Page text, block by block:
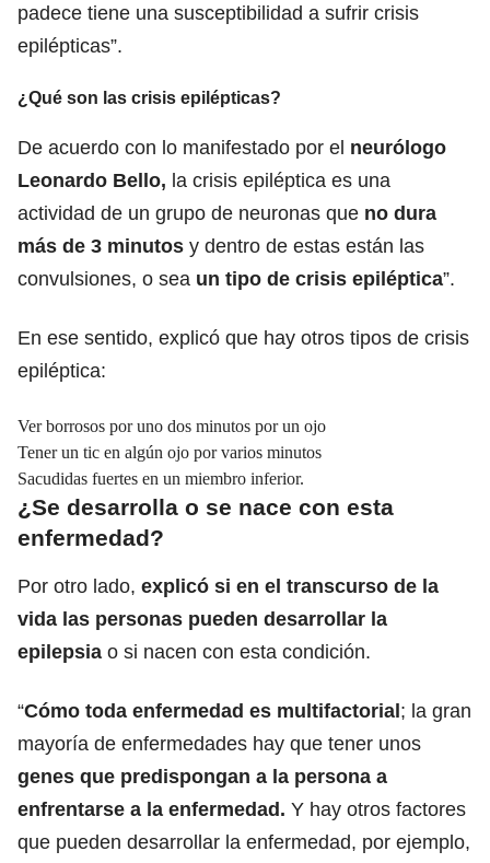
padece tiene una susceptibilidad a sufrir crisis
epilépticas”.
¿Qué son las crisis epilépticas?
De acuerdo con lo manifestado por el neurólogo
Leonardo Bello, la crisis epiléptica es una
actividad de un grupo de neuronas que no dura
más de 3 minutos y dentro de estas están las
convulsiones, o sea un tipo de crisis epiléptica”.
En ese sentido, explicó que hay otros tipos de crisis
epiléptica:
Ver borrosos por uno dos minutos por un ojo
Tener un tic en algún ojo por varios minutos
Sacudidas fuertes en un miembro inferior.
¿Se desarrolla o se nace con esta
enfermedad?
Por otro lado, explicó si en el transcurso de la
vida las personas pueden desarrollar la
epilepsia o si nacen con esta condición.
“Cómo toda enfermedad es multifactorial ; la gran
mayoría de enfermedades hay que tener unos
genes que predispongan a la persona a
enfrentarse a la enfermedad. Y hay otros factores
que pueden desarrollar la enfermedad, por ejemplo,